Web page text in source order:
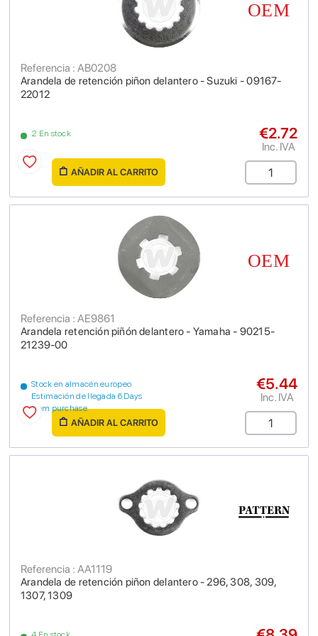
Arandela de retención piñon delantero - Suzuki - 09167-
22012
Referencia : AB0208
2 En stock €2.72
Inc. IVA
AÑADIR AL CARRITO
Arandela retención piñón delantero - Yamaha - 90215-
21239-00
Referencia : AE9861
Stock en almacén europeo
Estimación de llegada 6 Days
from purchase
€5.44
Inc. IVA
AÑADIR AL CARRITO
Arandela de retención piñon delantero - 296, 308, 309,
1307, 1309
Referencia : AA1119